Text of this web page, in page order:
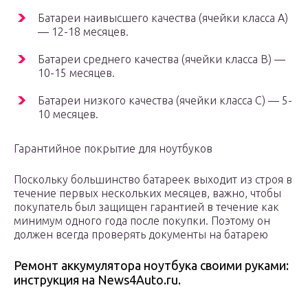
Батареи наивысшего качества (ячейки класса A)
— 12-18 месяцев.
Батареи среднего качества (ячейки класса B) —
10-15 месяцев.
Батареи низкого качества (ячейки класса C) — 5-
10 месяцев.
Гарантийное покрытие для ноутбуков
Поскольку большинство батареек выходит из строя в
течение первых нескольких месяцев, важно, чтобы
покупатель был защищен гарантией в течение как
минимум одного года после покупки. Поэтому он
должен всегда проверять документы на батарею
Ремонт аккумулятора ноутбука своими руками:
инструкция на News4Auto.ru.